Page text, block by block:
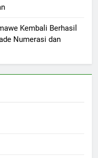
Kembali Berhasil
Numerasi dan